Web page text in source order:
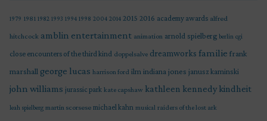
1979 1981 1982 1993 1994 1998 2004 2014 2015 2016 academy awards alfred
hitchcock amblin entertainment animation arnold spielberg berlin cgi
close encounters of the third kind doppelsalve dreamworks familie frank
marshall george lucas harrison ford ilm indiana jones janusz kaminski
john williams jurassic park kate capshaw kathleen kennedy kindheit
leah spielberg martin scorsese michael kahn musical raiders of the lost ark